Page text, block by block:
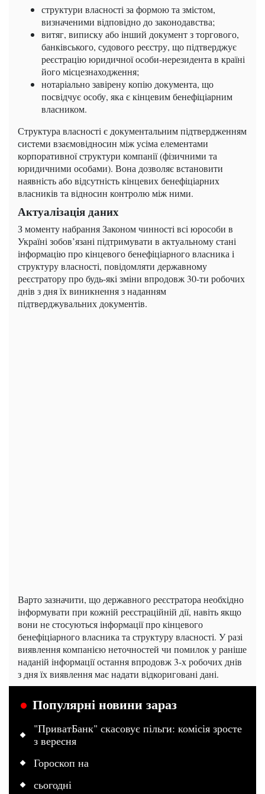
структури власності за формою та змістом,
визначеними відповідно до законодавства;
витяг, виписку або інший документ з торгового,
банківського, судового реєстру, що підтверджує
реєстрацію юридичної особи-нерезидента в країні
його місцезнаходження;
нотаріально завірену копію документа, що
посвідчує особу, яка є кінцевим бенефіціарним
власником.
Структура власності є документальним підтвердженням
системи взаємовідносин між усіма елементами
корпоративної структури компанії (фізичними та
юридичними особами). Вона дозволяє встановити
наявність або відсутність кінцевих бенефіціарних
власників та відносин контролю між ними.
Актуалізація даних
З моменту набрання Законом чинності всі юрособи в
Україні зобов’язані підтримувати в актуальному стані
інформацію про кінцевого бенефіціарного власника і
структуру власності, повідомляти державному
реєстратору про будь-які зміни впродовж 30-ти робочих
днів з дня їх виникнення з наданням
підтверджувальних документів.
Варто зазначити, що державного реєстратора необхідно
інформувати при кожній реєстраційній дії, навіть якщо
вони не стосуються інформації про кінцевого
бенефіціарного власника та структуру власності. У разі
виявлення компанією неточностей чи помилок у раніше
наданій інформації остання впродовж 3-х робочих днів
з дня їх виявлення має надати відкориговані дані.
Популярні новини зараз
"ПриватБанк" скасовує пільги: комісія зросте
з вересня
Гороскоп на
сьогодні